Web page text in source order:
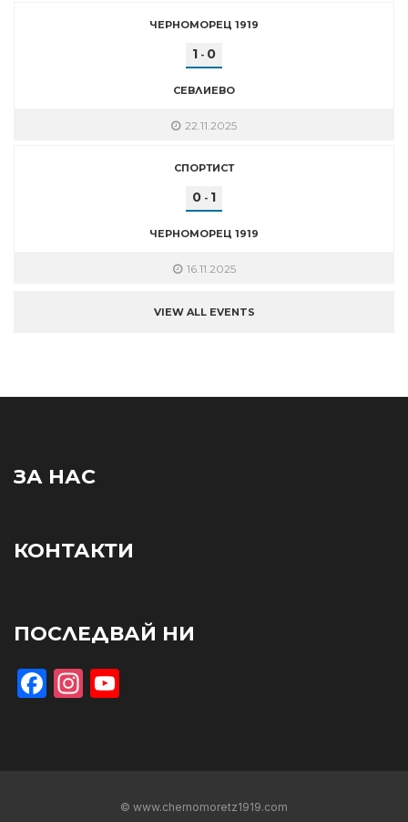
ЧЕРНОМОРЕЦ 1919
1 - 0
СЕВЛИЕВО
22.11.2025
СПОРТИСТ
0 - 1
ЧЕРНОМОРЕЦ 1919
16.11.2025
VIEW ALL EVENTS
ЗА НАС
КОНТАКТИ
ПОСЛЕДВАЙ НИ
Facebook
Instagram
© www.chernomoretz1919.com